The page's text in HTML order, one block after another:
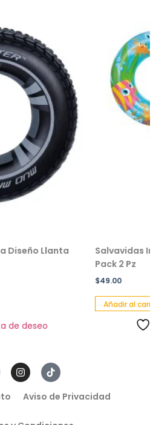
Llanta
Salvavidas Inflable
Pack 2 Pz
Añadir al carrito
Aviso de Privacidad